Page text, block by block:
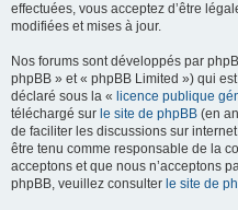
effectuées, vous acceptez d’être
modifiées et mises à jour.
Nos forums sont développés par
phpBB » et « phpBB Limited ») qui
déclaré sous la « licence publique
téléchargé sur le site de phpBB (en
de faciliter les discussions sur
être tenu comme responsable de la
acceptons et que nous n’acceptons
phpBB, veuillez consulter le site de